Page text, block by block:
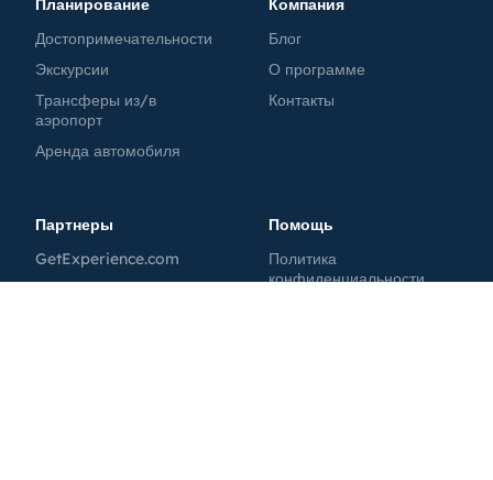
Планирование
Достопримечательности
Экскурсии
Трансферы из/в
аэропорт
Аренда автомобиля
Компания
Блог
О программе
Контакты
Партнеры
GetExperience.com
Помощь
Политика
конфиденциальности